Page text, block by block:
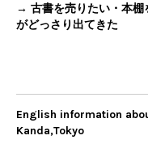
→ 古書を売りたい・本棚
がどっさり出てきた
English information
Kanda,Tokyo